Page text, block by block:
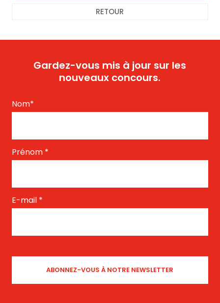
RETOUR
Gardez-vous mis à jour sur les
nouveaux concours.
Nom*
Prénom *
E-mail *